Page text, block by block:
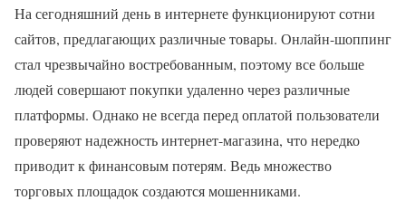
На сегодняшний день в интернете функционируют сотни
сайтов, предлагающих различные товары. Онлайн-шоппинг
стал чрезвычайно востребованным, поэтому все больше
людей совершают покупки удаленно через различные
платформы. Однако не всегда перед оплатой пользователи
проверяют надежность интернет-магазина, что нередко
приводит к финансовым потерям. Ведь множество
торговых площадок создаются мошенниками.